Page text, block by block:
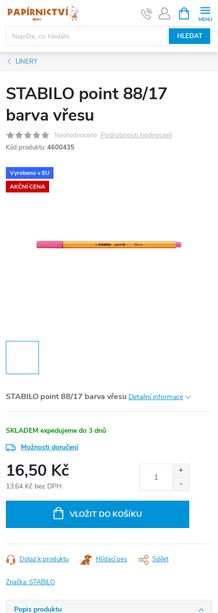
obsah
HLEDAT
NÁKUPNÍ
KOŠÍK
LINERY
STABILO point 88/17
barva vřesu
Neohodnoceno Podrobnosti hodnocení
Kód produktu: 4600435
Vyrobeno v EU
AKČNÍ CENA
STABILO point 88/17 barva vřesu Detailní informace
SKLADEM expedujeme do 3 dnů
Možnosti doručení
16,50 Kč
13,64 Kč bez DPH
VLOŽIT DO KOŠÍKU
Dotaz k produktu Hlídací pes Sdílet
Značka:STABILO
Popis produktu